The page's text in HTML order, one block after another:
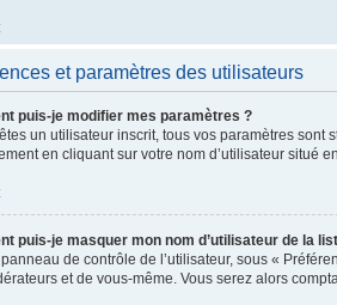
et paramètres des utilisateurs
puis-je modifier mes paramètres ?
un utilisateur inscrit, tous vos paramètres sont
en cliquant sur votre nom d’utilisateur situé
puis-je masquer mon nom d’utilisateur de la
de contrôle de l’utilisateur, sous «
et de vous-même. Vous serez alors